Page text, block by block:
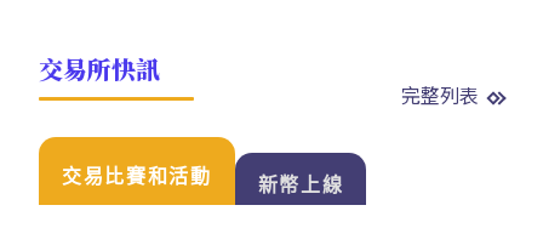
交易所快訊
完整列表
交易比賽和活動 新幣上線